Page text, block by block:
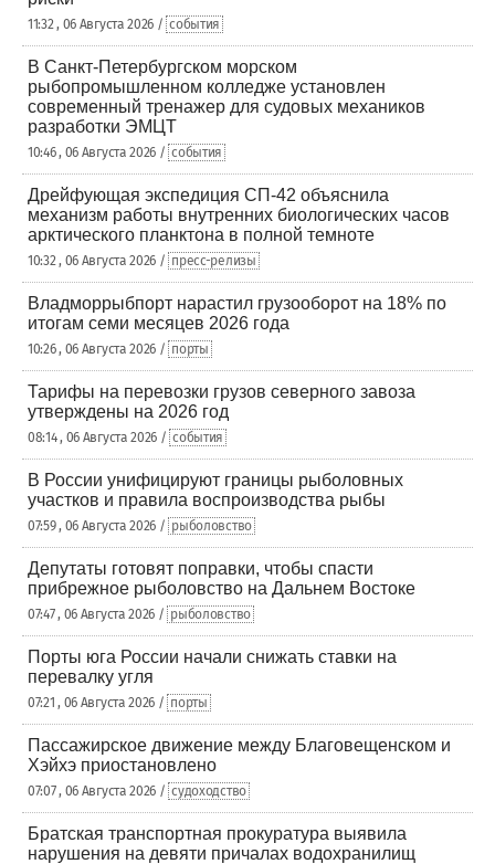
11:32 , 06 Августа 2026 / события
В Санкт-Петербургском морском
рыбопромышленном колледже установлен
современный тренажер для судовых механиков
разработки ЭМЦТ
10:46 , 06 Августа 2026 / события
Дрейфующая экспедиция СП-42 объяснила
механизм работы внутренних биологических часов
арктического планктона в полной темноте
10:32 , 06 Августа 2026 / пресс-релизы
Владморрыбпорт нарастил грузооборот на 18% по
итогам семи месяцев 2026 года
10:26 , 06 Августа 2026 / порты
Тарифы на перевозки грузов северного завоза
утверждены на 2026 год
08:14 , 06 Августа 2026 / события
В России унифицируют границы рыболовных
участков и правила воспроизводства рыбы
07:59 , 06 Августа 2026 / рыболовство
Депутаты готовят поправки, чтобы спасти
прибрежное рыболовство на Дальнем Востоке
07:47 , 06 Августа 2026 / рыболовство
Порты юга России начали снижать ставки на
перевалку угля
07:21 , 06 Августа 2026 / порты
Пассажирское движение между Благовещенском и
Хэйхэ приостановлено
07:07 , 06 Августа 2026 / судоходство
Братская транспортная прокуратура выявила
нарушения на девяти причалах водохранилищ